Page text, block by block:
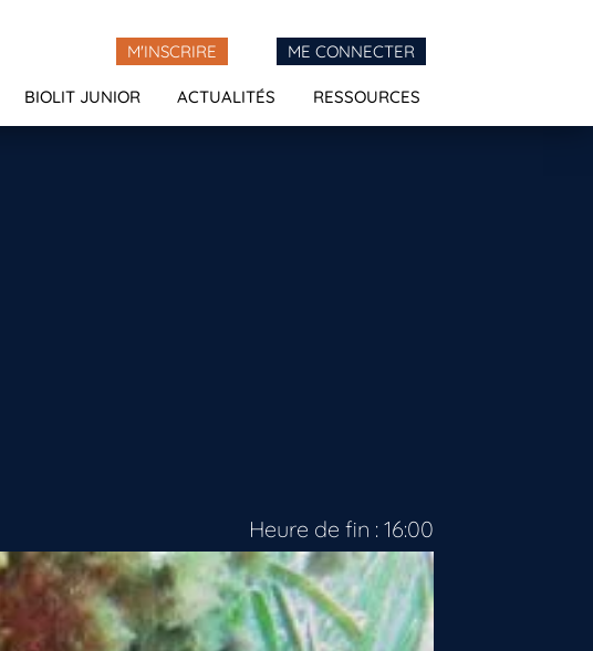
M'INSCRIRE ME CONNECTER
BIOLIT JUNIOR ACTUALITÉS RESSOURCES
Heure de fin : 16:00